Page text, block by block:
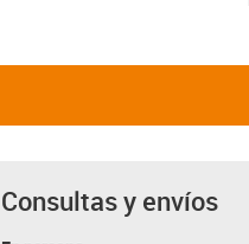
Consultas y envíos